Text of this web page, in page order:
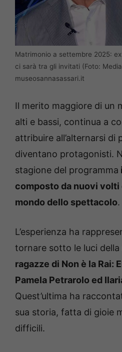
Matrimonio a settembre 2025:
ci sarà tra gli invitati (Foto:
museosannasassari.it
Il merito maggiore di un
alti e bassi, continua a
attribuire all’alternarsi di
diventano protagonisti.
stagione del programma
composto da nuovi volti
mondo dello spettacolo.
L’esperienza ha
tornare sotto le luci
ragazze di Non è la Rai:
Pamela Petrarolo ed
Quest’ultima ha
sua storia, fatta di gioie
difficili.